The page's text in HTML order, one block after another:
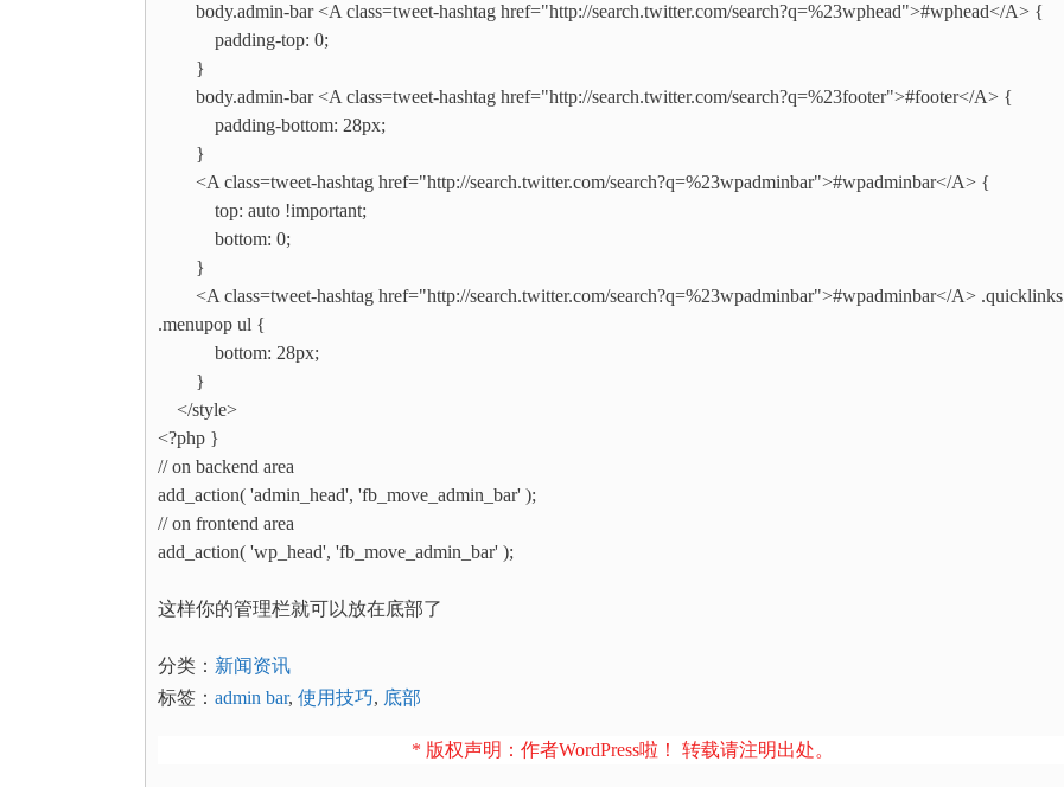
body.admin-bar <A class=tweet-hashtag href="http://search.twitter.com/search?q=%23wphead">#wphead</A> {
padding-top: 0;
}
body.admin-bar <A class=tweet-hashtag href="http://search.twitter.com/search?q=%23footer">#footer</A> {
padding-bottom: 28px;
}
<A class=tweet-hashtag href="http://search.twitter.com/search?q=%23wpadminbar">#wpadminbar</A> {
top: auto !important;
bottom: 0;
}
<A class=tweet-hashtag href="http://search.twitter.com/search?q=%23wpadminbar">#wpadminbar</A> .quicklinks
.menupop ul {
bottom: 28px;
}
</style>
<?php }
// on backend area
add_action( 'admin_head', 'fb_move_admin_bar' );
// on frontend area
add_action( 'wp_head', 'fb_move_admin_bar' );
这样你的管理栏就可以放在底部了
分类： 新闻资讯
标签： admin bar, 使用技巧, 底部
* 版权声明：作者WordPress啦！ 转载请注明出处。